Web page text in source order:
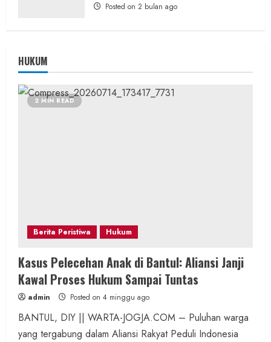
Posted on 2 bulan ago
HUKUM
2 MIN READ
Berita Peristiwa Hukum
Kasus Pelecehan Anak di Bantul: Aliansi Janji
Kawal Proses Hukum Sampai Tuntas
admin Posted on 4 minggu ago
BANTUL, DIY || WARTA-JOGJA.COM – Puluhan warga
yang tergabung dalam Aliansi Rakyat Peduli Indonesia